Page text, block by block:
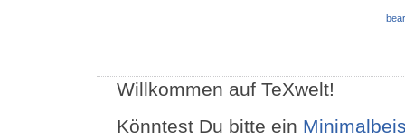
Willkommen auf TeXwelt!
Könntest Du bitte ein